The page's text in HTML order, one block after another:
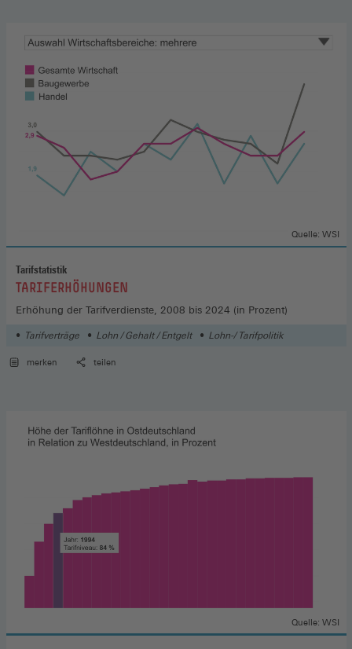
Tarifstatistik
:
TARIFERHÖHUNGEN
Erhöhung der Tarifverdienste, 2008 bis 2024 (in Prozent)
Quelle: WSI
Tarifverträge Lohn / Gehalt / Entgelt Lohn-/ Tarifpolitik
merken teilen
Quelle: WSI